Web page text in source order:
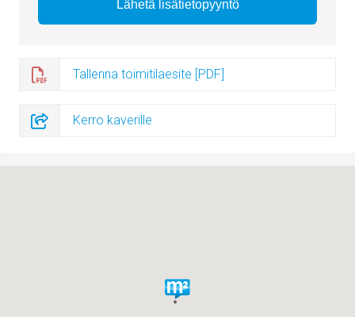
Tallenna toimitilaesite [PDF]
Kerro kaverille